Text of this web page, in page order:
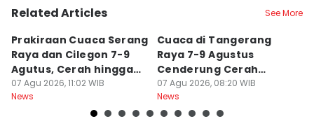
Related Articles See More
Prakiraan Cuaca Serang
Raya dan Cilegon 7-9
Agutus, Cerah hingga
Berawan
07 Agu 2026, 11:02 WIB
News
Cuaca di Tangerang
Raya 7-9 Agustus
Cenderung Cerah
hingga Berawan
07 Agu 2026, 08:20 WIB
News